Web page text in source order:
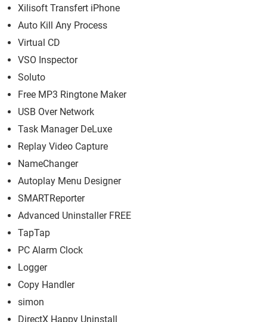
Xilisoft Transfert iPhone
Auto Kill Any Process
Virtual CD
VSO Inspector
Soluto
Free MP3 Ringtone Maker
USB Over Network
Task Manager DeLuxe
Replay Video Capture
NameChanger
Autoplay Menu Designer
SMARTReporter
Advanced Uninstaller FREE
TapTap
PC Alarm Clock
Logger
Copy Handler
simon
DirectX Happy Uninstall